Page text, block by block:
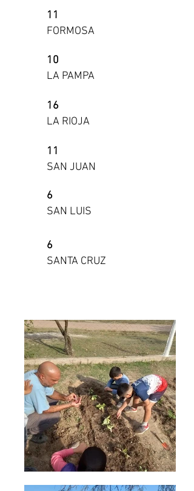
11
FORMOSA
10
LA PAMPA
16
LA RIOJA
11
SAN JUAN
6
SAN LUIS
6
SANTA CRUZ